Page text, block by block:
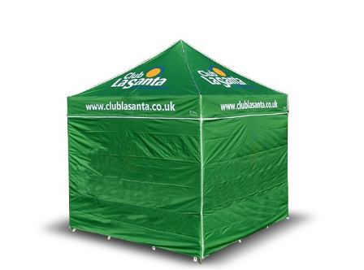
Tissu (3)
Panneau alvéolaire (3)
PVC Forex (8)
Dibond (2)
Plexiglass (2)